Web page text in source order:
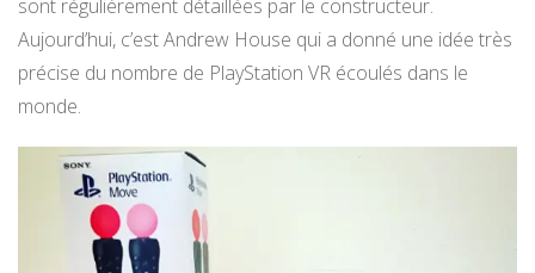
sont régulièrement détaillées par le constructeur.
Aujourd’hui, c’est Andrew House qui a donné une idée très
précise du nombre de PlayStation VR écoulés dans le
monde.